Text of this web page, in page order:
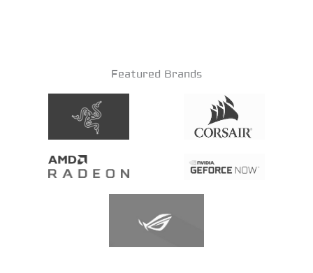
Featured Brands